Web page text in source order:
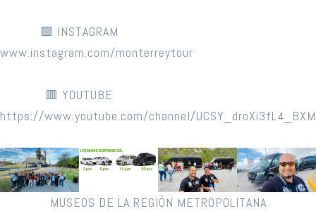
🟪 INSTAGRAM
www.instagram.com/monterreytour
🟥 YOUTUBE
https://www.youtube.com/channel/
MUSEOS DE LA REGIÓN METROPOLITANA